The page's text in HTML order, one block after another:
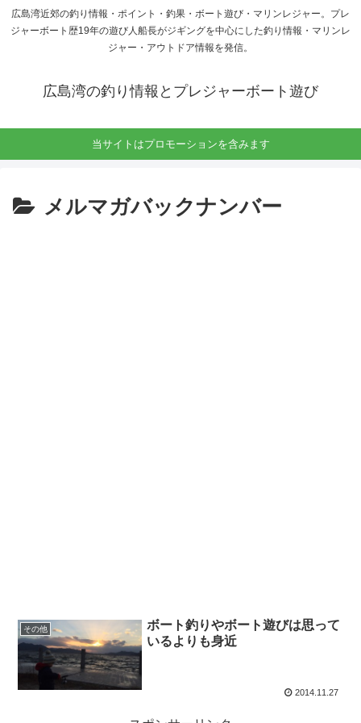
広島湾近郊の釣り情報・ポイント・釣果・ボート遊び・マリンレジャー。プレ
ジャーボート歴19年の遊び人船長がジギングを中心にした釣り情報・マリンレ
ジャー・アウトドア情報を発信。
広島湾の釣り情報とプレジャーボート遊び
当サイトはプロモーションを含みます
メルマガバックナンバー
その他
ボート釣りやボート遊びは思って
いるよりも身近
2014.11.27